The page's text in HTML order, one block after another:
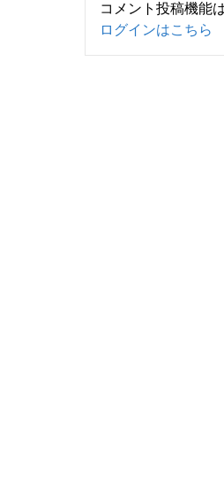
コメント投稿機能
ログインはこちら